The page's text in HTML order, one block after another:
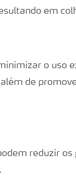
em
o uso
de
reduzir